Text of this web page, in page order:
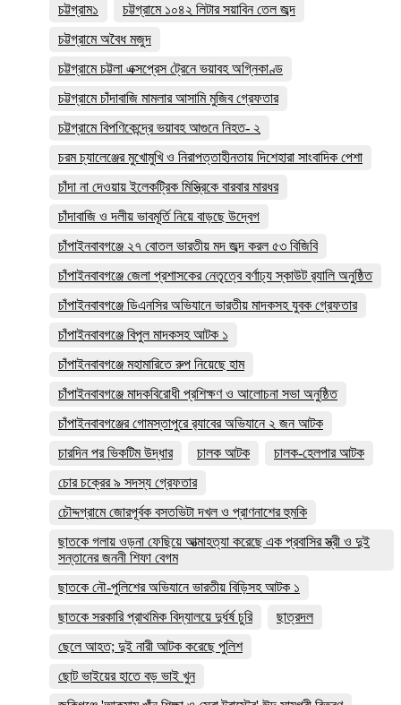
চট্টগ্রাম১
চট্টগ্রামে ১০৪২ লিটার সয়াবিন তেল জব্দ
চট্টগ্রামে অবৈধ মজুদ
চট্টগ্রামে চট্টলা এক্সপ্রেস ট্রেনে ভয়াবহ অগ্নিকাণ্ড
চট্টগ্রামে চাঁদাবাজি মামলার আসামি মুজিব গ্রেফতার
চট্টগ্রামে বিপণিকেন্দ্রে ভয়াবহ আগুনে নিহত- ২
চরম চ্যালেঞ্জের মুখোমুখি ও নিরাপত্তাহীনতায় দিশেহারা সাংবাদিক পেশা
চাঁদা না দেওয়ায় ইলেকট্রিক মিস্ত্রিকে বারবার মারধর
চাঁদাবাজি ও দলীয় ভাবমূর্তি নিয়ে বাড়ছে উদ্বেগ
চাঁপাইনবাবগঞ্জে ২৭ বোতল ভারতীয় মদ জব্দ করল ৫৩ বিজিবি
চাঁপাইনবাবগঞ্জে জেলা প্রশাসকের নেতৃত্বে বর্ণাঢ্য স্কাউট র‍্যালি অনুষ্ঠিত
চাঁপাইনবাবগঞ্জে ডিএনসির অভিযানে ভারতীয় মাদকসহ যুবক গ্রেফতার
চাঁপাইনবাবগঞ্জে বিপুল মাদকসহ আটক ১
চাঁপাইনবাবগঞ্জে মহামারিতে রুপ নিয়েছে হাম
চাঁপাইনবাবগঞ্জে মাদকবিরোধী প্রশিক্ষণ ও আলোচনা সভা অনুষ্ঠিত
চাঁপাইনবাবগঞ্জের গোমস্তাপুরে র‍্যাবের অভিযানে ২ জন আটক
চারদিন পর ভিকটিম উদ্ধার
চালক আটক
চালক-হেলপার আটক
চোর চক্রের ৯ সদস্য গ্রেফতার
চৌদ্দগ্রামে জোরপূর্বক বসতভিটা দখল ও প্রাণনাশের হুমকি
ছাতকে গলায় ওড়না ফেছিয়ে আত্মাহত্যা করেছে এক প্রবাসির স্ত্রী ও দুই
সন্তানের জননী শিফা বেগম
ছাতকে নৌ-পুলিশের অভিযানে ভারতীয় বিড়িসহ আটক ১
ছাতকে সরকারি প্রাথমিক বিদ্যালয়ে দুর্ধর্ষ চুরি
ছাত্রদল
ছেলে আহত; দুই নারী আটক করেছে পুলিশ
ছোট ভাইয়ের হাতে বড় ভাই খুন